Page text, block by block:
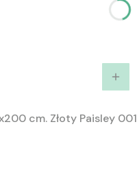
cm. Złoty Paisley 001